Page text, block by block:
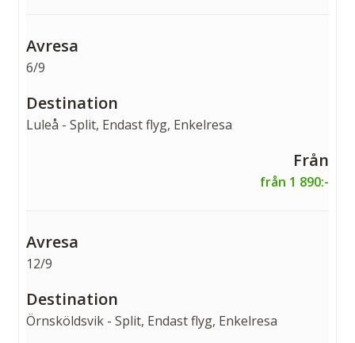
6/9
Luleå - Split, Endast flyg, Enkelresa
från 1 890:-
12/9
Örnsköldsvik - Split, Endast flyg, Enkelresa